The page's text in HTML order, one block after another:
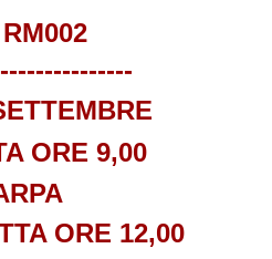
ORE 9,00
ORE 12,00